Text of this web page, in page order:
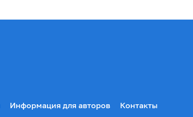
Информация для авторов Контакты